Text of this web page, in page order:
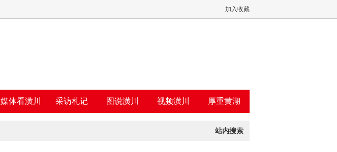
加入收藏
媒体看潢川 采访札记 图说潢川 视频潢川 厚重黄湖
站内搜索